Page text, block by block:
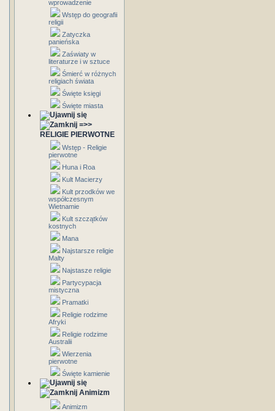
wprowadzenie
Wstęp do geografii
religii
Zatyczka
panieńska
Zaświaty w
literaturze i w sztuce
Śmierć w różnych
religiach świata
Święte księgi
Święte miasta
=>>
RELIGIE PIERWOTNE
Wstęp - Religie
pierwotne
Huna i Roa
Kult Macierzy
Kult przodków we
współczesnym
Wietnamie
Kult szczątków
kostnych
Mana
Najstarsze religie
Malty
Najstasze religie
Partycypacja
mistyczna
Pramatki
Religie rodzime
Afryki
Religie rodzime
Australii
Wierzenia
pierwotne
Święte kamienie
Animizm
Animizm